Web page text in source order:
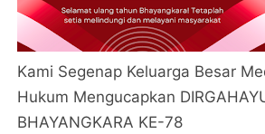
Kami Segenap Keluarga Besar
Hukum Mengucapkan
BHAYANGKARA KE-78